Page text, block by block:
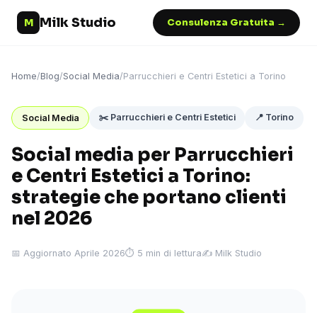
M Milk Studio Consulenza Gratuita →
Home/Blog/Social Media/Parrucchieri e Centri Estetici a Torino
Social Media ✂️ Parrucchieri e Centri Estetici 📍 Torino
Social media per Parrucchieri
e Centri Estetici a Torino:
strategie che portano clienti
nel 2026
📅 Aggiornato Aprile 2026⏱ 5 min di lettura✍️ Milk Studio